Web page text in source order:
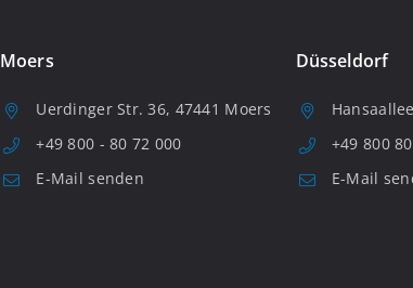
Moers
Uerdinger Str. 36, 47441 Moers
+49 800 - 80 72 000
E-Mail senden
Düsseldorf
+49 800
E-Mail